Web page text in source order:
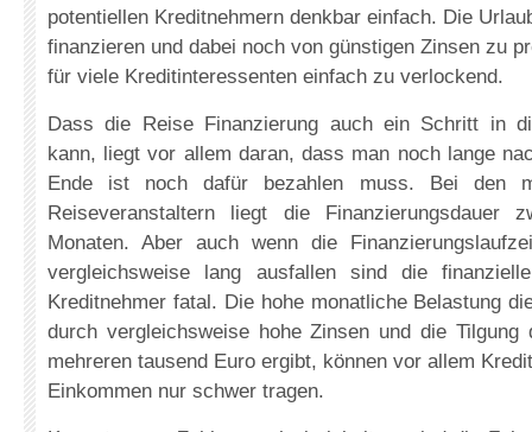
potentiellen Kreditnehmern denkbar einfach. Die
finanzieren und dabei noch von günstigen Zinsen zu
für viele Kreditinteressenten einfach zu verlockend.
Dass die Reise Finanzierung auch ein Schritt in
kann, liegt vor allem daran, dass man noch lange
Ende ist noch dafür bezahlen muss. Bei den
Reiseveranstaltern liegt die Finanzierungsdauer
Monaten. Aber auch wenn die
vergleichsweise lang ausfallen sind die
Kreditnehmer fatal. Die hohe monatliche Belastung
durch vergleichsweise hohe Zinsen und die Tilgung
mehreren tausend Euro ergibt, können vor allem
Einkommen nur schwer tragen.